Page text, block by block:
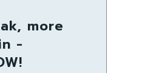
more
-